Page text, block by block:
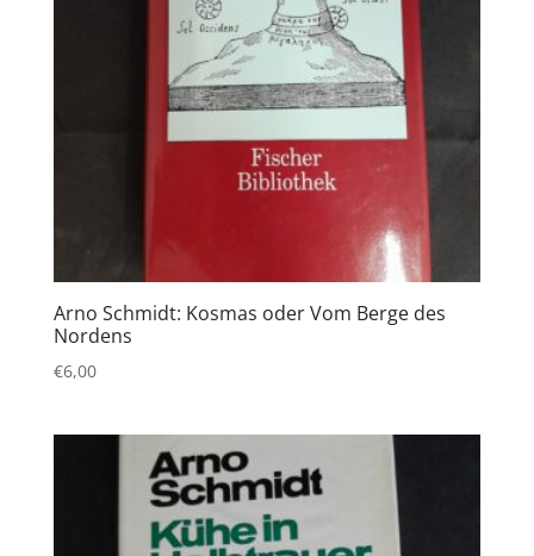
Arno Schmidt: Kosmas oder Vom Berge des
Nordens
€6,00